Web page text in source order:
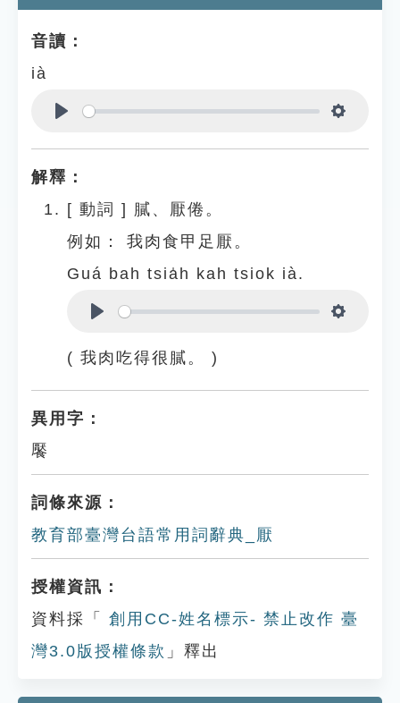
音讀：
ià
解釋：
[ 動詞 ] 膩、厭倦。
例如：
我肉食甲足厭。
Guá bah tsia̍h kah tsiok ià.
( 我肉吃得很膩。 )
異用字：
饜
詞條來源：
教育部臺灣台語常用詞辭典_厭
授權資訊：
資料採「
創用CC-姓名標示- 禁止改作 臺
灣3.0版授權條款 」釋出